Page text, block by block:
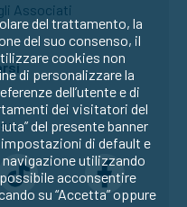
Associati
del trattamento, la
del suo consenso, il
cookies non
di personalizzare la
dell’utente e di
dei visitatori del
del presente banner
di default e
utilizzando
acconsentire
su “Accetta” oppure